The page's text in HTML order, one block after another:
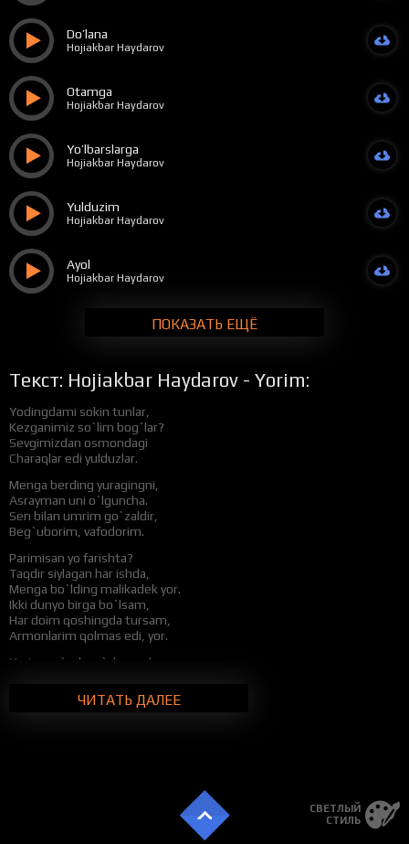
Do’lana
Hojiakbar Haydarov
Otamga
Hojiakbar Haydarov
Yo’lbarslarga
Hojiakbar Haydarov
Yulduzim
Hojiakbar Haydarov
Ayol
Hojiakbar Haydarov
ПОКАЗАТЬ ЕЩЁ
Текст: Hojiakbar Haydarov - Yorim:
Yodingdami sokin tunlar,
Kezganimiz so`lim bog`lar?
Sevgimizdan osmondagi
Charaqlar edi yulduzlar.
Menga berding yuragingni,
Asrayman uni o`lguncha.
Sen bilan umrim go`zaldir,
Beg`uborim, vafodorim.
Parimisan yo farishta?
Taqdir siylagan har ishda,
Menga bo`lding malikadek yor.
Ikki dunyo birga bo`lsam,
Har doim qoshingda tursam,
Armonlarim qolmas edi, yor.
Yorim go`zal, so`zlar asal,
Ta’rifingni keltirolmam, yor.
Beg`uborim, muhabbatim,
ЧИТАТЬ ДАЛЕЕ
СВЕТЛЫЙ
СТИЛЬ